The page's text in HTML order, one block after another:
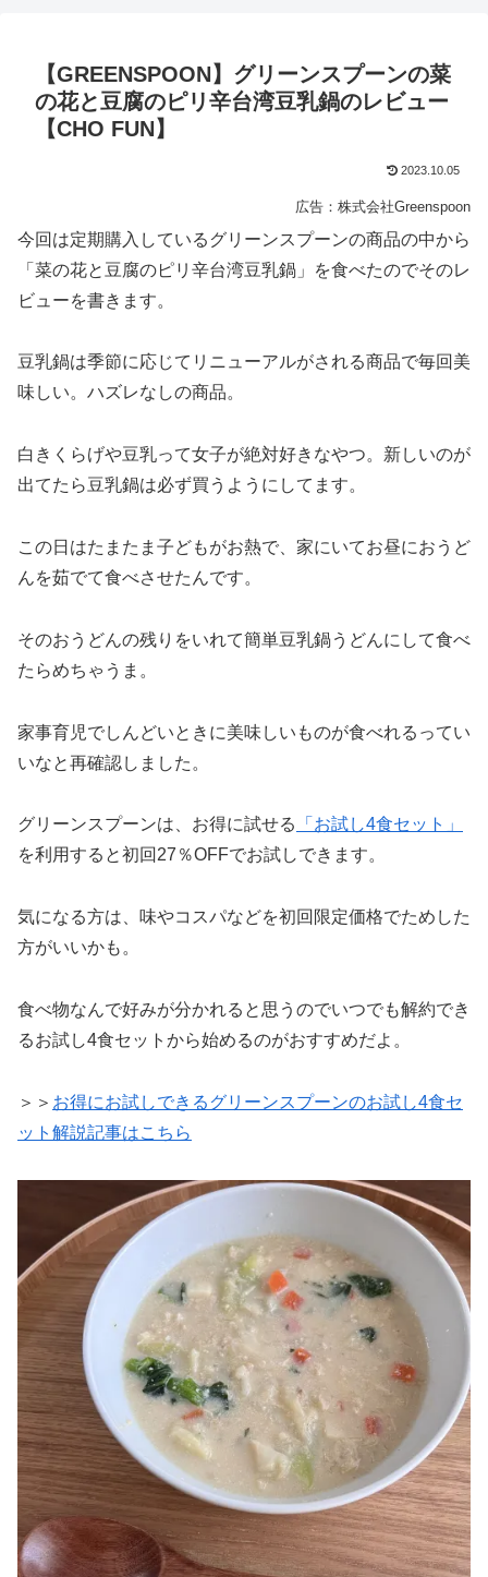
【GREENSPOON】グリーンスプーンの菜
の花と豆腐のピリ辛台湾豆乳鍋のレビュー
【CHO FUN】
2023.10.05
広告：株式会社Greenspoon
今回は定期購入しているグリーンスプーンの商品の中から
「菜の花と豆腐のピリ辛台湾豆乳鍋」を食べたのでそのレ
ビューを書きます。
豆乳鍋は季節に応じてリニューアルがされる商品で毎回美
味しい。ハズレなしの商品。
白きくらげや豆乳って女子が絶対好きなやつ。新しいのが
出てたら豆乳鍋は必ず買うようにしてます。
この日はたまたま子どもがお熱で、家にいてお昼におうど
んを茹でて食べさせたんです。
そのおうどんの残りをいれて簡単豆乳鍋うどんにして食べ
たらめちゃうま。
家事育児でしんどいときに美味しいものが食べれるってい
いなと再確認しました。
グリーンスプーンは、お得に試せる
「お試し4食セット」
を利用すると初回27％OFFでお試しできます。
気になる方は、味やコスパなどを初回限定価格でためした
方がいいかも。
食べ物なんで好みが分かれると思うのでいつでも解約でき
るお試し4食セットから始めるのがおすすめだよ。
＞＞ お得にお試しできるグリーンスプーンのお試し4食セ
ット解説記事はこちら